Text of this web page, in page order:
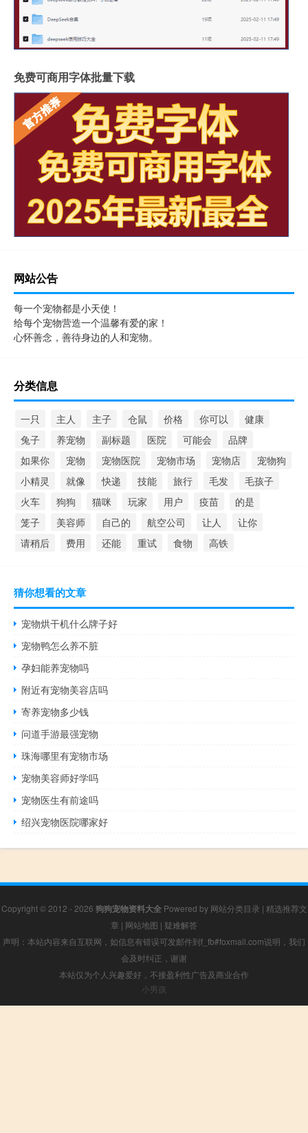
免费可商用字体批量下载
网站公告
每一个宠物都是小天使！
给每个宠物营造一个温馨有爱的家！
心怀善念，善待身边的人和宠物。
分类信息
一只 主人 主子 仓鼠 价格 你可以
健康
兔子
养宠物 副标题 医院 可能会
品牌
如果你
宠物 宠物医院 宠物市场 宠物店
宠物狗
小精灵
就像 快递 技能 旅行 毛发
毛孩子
火车
狗狗 猫咪 玩家 用户 疫苗
的是
笼子
美容师 自己的 航空公司 让人
让你
请稍后
费用 还能 重试 食物 高铁
猜你想看的文章
宠物烘干机什么牌子好
宠物鸭怎么养不脏
孕妇能养宠物吗
附近有宠物美容店吗
寄养宠物多少钱
问道手游最强宠物
珠海哪里有宠物市场
宠物美容师好学吗
宠物医生有前途吗
绍兴宠物医院哪家好
Copyright © 2012 - 2026 狗狗宠物资料大全Powered by 网站分类目录 | 精选推荐文
章 | 网站地图 | 疑难解答
声明：本站内容来自互联网，如信息有错误可发邮件到f_fb#foxmail.com说明，我们
会及时纠正，谢谢
本站仅为个人兴趣爱好，不接盈利性广告及商业合作
小男孩